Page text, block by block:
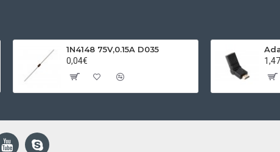
1N4148 75V,0.15A D035
0,04€